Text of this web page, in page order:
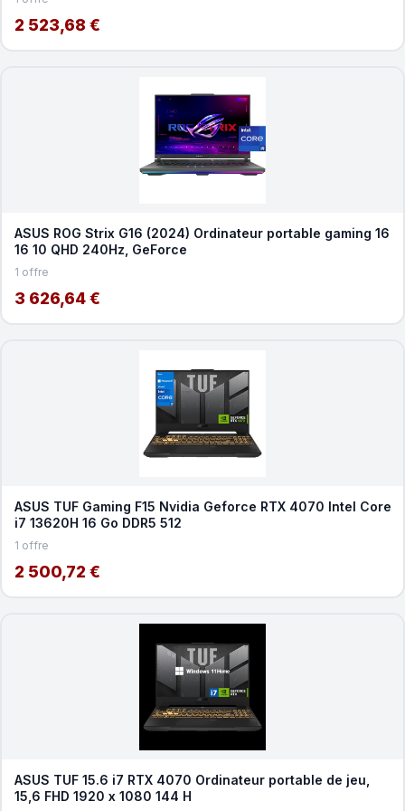
2 523,68 €
ASUS ROG Strix G16 (2024) Ordinateur portable gaming 16
16 10 QHD 240Hz, GeForce
1 offre
3 626,64 €
ASUS TUF Gaming F15 Nvidia Geforce RTX 4070 Intel Core
i7 13620H 16 Go DDR5 512
1 offre
2 500,72 €
ASUS TUF 15.6 i7 RTX 4070 Ordinateur portable de jeu,
15,6 FHD 1920 x 1080 144 H